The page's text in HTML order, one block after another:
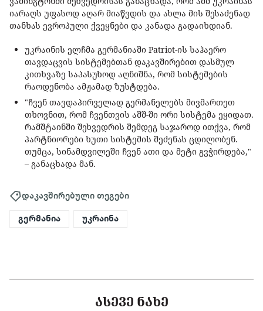
იარაღს უფასოდ აღარ მიაწვდის და ახლა მის შესაძენად
თანხას ევროპული ქვეყნები და კანადა გადაიხდიან.
უკრაინის ელჩმა გერმანიაში Patriot-ის საჰაერო
თავდაცვის სისტემებთან დაკავშირებით დასმულ
კითხვაზე საპასუხოდ აღნიშნა, რომ სისტემების
რაოდენობა ამჟამად ზუსტდება.
"ჩვენ თავდაპირველად გერმანელებს მივმართეთ
თხოვნით, რომ ჩვენთვის აშშ-ში ორი სისტემა ეყიდათ.
რამშტაინში შეხვედრის შემდეგ საჯაროდ ითქვა, რომ
პარტნიორები ხუთი სისტემის შეძენას ცდილობენ.
თუმცა, სინამდვილეში ჩვენ ათი და მეტი გვჭირდება,"
– განაცხადა მან.
დაკავშირებული თეგები
გერმანია უკრაინა
ᲐᲡᲔᲕᲔ ᲜᲐᲮᲔ